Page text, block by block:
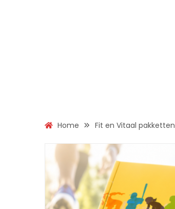
Home Fit en Vitaal pakketten